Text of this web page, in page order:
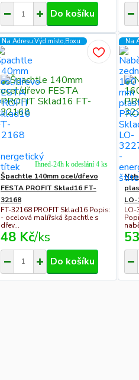
Do košíku
Na Adresu,Výd.místo,Boxu
Špachtle 140mm ocel/dřevo
FESTA PROFIT Sklad16 FT-
32168
FT-32168 PROFIT Sklad16 Popis:
- ocelová malířská špachtle s
dřev...
48 Kč/ks
Ihned-24h k odeslání 4 ks
Do košíku
Na
LO-